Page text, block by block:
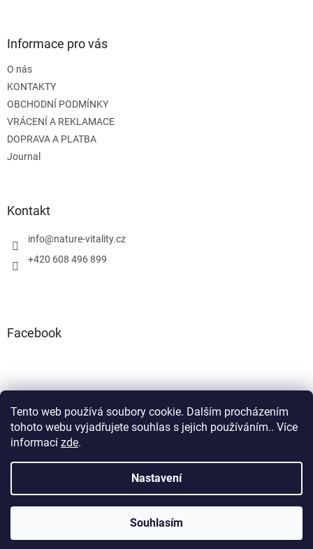
Tento web používá soubory cookie. Dalším procházením
tohoto webu vyjadřujete souhlas s jejich používáním.. Více
informací zde.
Nastavení
Souhlasím
Informace pro vás
O nás
KONTAKTY
OBCHODNÍ PODMÍNKY
VRÁCENÍ A REKLAMACE
DOPRAVA A PLATBA
Journal
Kontakt
info@nature-vitality.cz
+420 608 496 899
Facebook
Instagram
Vytvořil Shoptet
Nature Vitality. Všechna práva vyhrazena.